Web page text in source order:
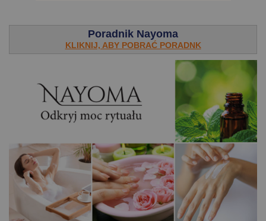
Poradnik Nayoma
KLIKNIJ, ABY POBRAĆ PORADNK